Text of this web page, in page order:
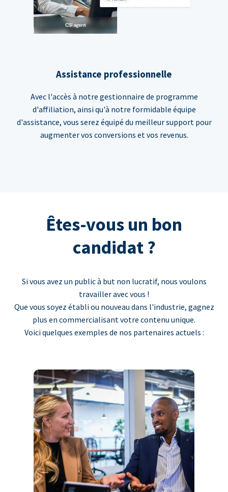
Assistance professionnelle
Avec l'accès à notre gestionnaire de programme
d'affiliation, ainsi qu'à notre formidable équipe
d'assistance, vous serez équipé du meilleur support pour
augmenter vos conversions et vos revenus.
Êtes-vous un bon
candidat ?
Si vous avez un public à but non lucratif, nous voulons
travailler avec vous !
Que vous soyez établi ou nouveau dans l'industrie, gagnez
plus en commercialisant votre contenu unique.
Voici quelques exemples de nos partenaires actuels :